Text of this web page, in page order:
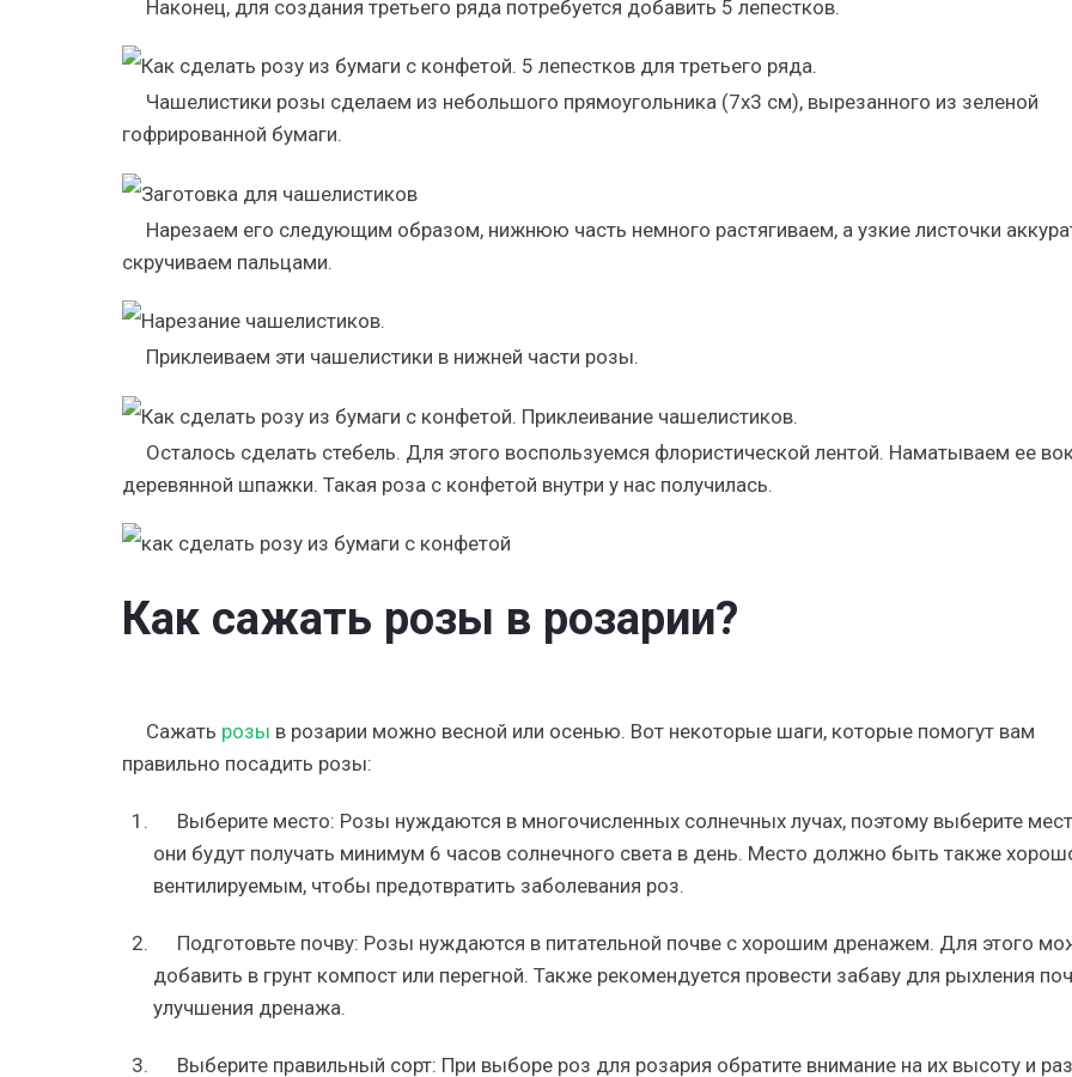
Наконец, для создания третьего ряда потребуется добавить 5 лепестков.
Чашелистики розы сделаем из небольшого прямоугольника (7х3 см), вырезанного из зеленой
гофрированной бумаги.
Нарезаем его следующим образом, нижнюю часть немного растягиваем, а узкие листочки
скручиваем пальцами.
Приклеиваем эти чашелистики в нижней части розы.
Осталось сделать стебель. Для этого воспользуемся флористической лентой. Наматываем ее
деревянной шпажки. Такая роза с конфетой внутри у нас получилась.
Как сажать розы в розарии?
Сажать розы в розарии можно весной или осенью. Вот некоторые шаги, которые помогут вам
правильно посадить розы:
Выберите место: Розы нуждаются в многочисленных солнечных лучах, поэтому выберите
они будут получать минимум 6 часов солнечного света в день. Место должно быть также
вентилируемым, чтобы предотвратить заболевания роз.
Подготовьте почву: Розы нуждаются в питательной почве с хорошим дренажем. Для этого
добавить в грунт компост или перегной. Также рекомендуется провести забаву для рыхления
улучшения дренажа.
Выберите правильный сорт: При выборе роз для розария обратите внимание на их высоту и